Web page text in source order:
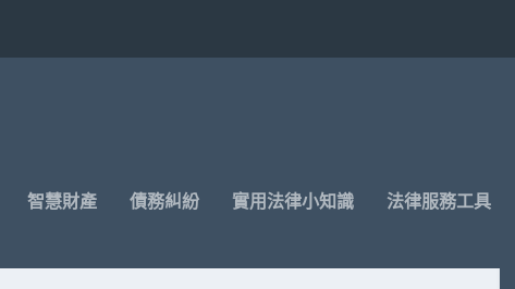
智慧財產 債務糾紛 實用法律小知識 法律服務工具